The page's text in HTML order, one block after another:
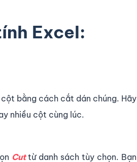
Excel:
bằng cách cắt dán chúng. Hãy
nhiều cột cùng lúc.
Cuttừ danh sách tùy chọn. Bạn